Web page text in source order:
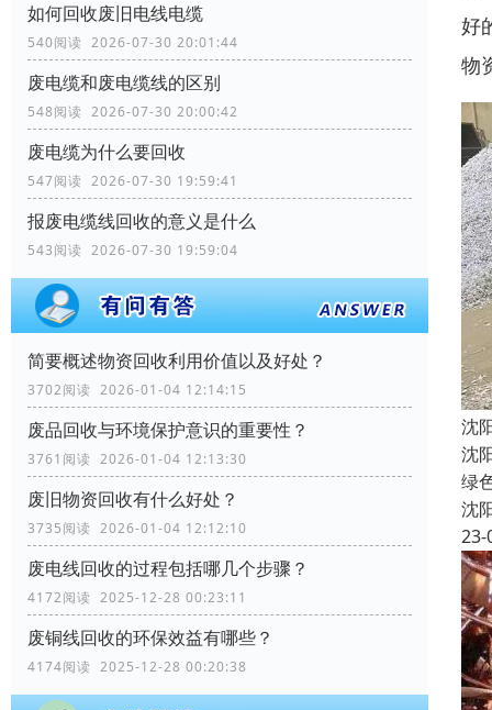
如何回收废旧电线电缆
540阅读 2026-07-30 20:01:44
废电缆和废电缆线的区别
548阅读 2026-07-30 20:00:42
废电缆为什么要回收
547阅读 2026-07-30 19:59:41
报废电缆线回收的意义是什么
543阅读 2026-07-30 19:59:04
简要概述物资回收利用价值以及好处？
3702阅读 2026-01-04 12:14:15
废品回收与环境保护意识的重要性？
3761阅读 2026-01-04 12:13:30
废旧物资回收有什么好处？
3735阅读 2026-01-04 12:12:10
废电线回收的过程包括哪几个步骤？
4172阅读 2025-12-28 00:23:11
废铜线回收的环保效益有哪些？
4174阅读 2025-12-28 00:20:38
好
物
沈
沈
绿
沈
23-